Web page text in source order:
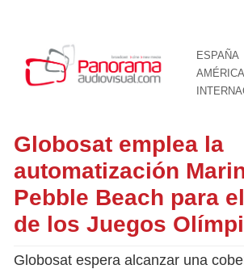
ESPAÑA
AMÉRICA
Globosat emplea la
automatización
Pebble Beach para
de los Juegos
Globosat espera alcanzar una